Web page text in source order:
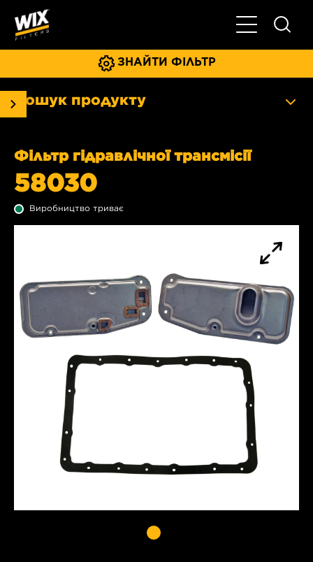
Увімкнути/
ЗНАЙТИ ФІЛЬТР
Пошук продукту
Фільтр гідравлічної трансмісії
58030
Виробництво триває